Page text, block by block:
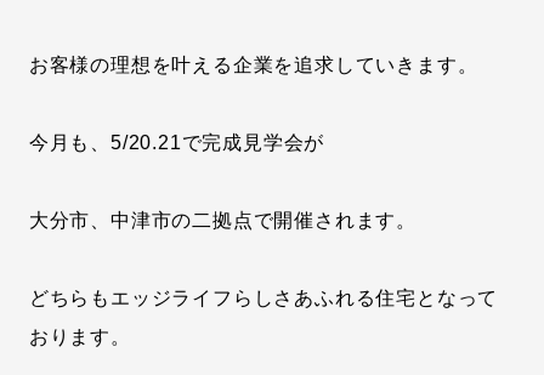
お客様の理想を叶える企業を追求していきます。
今月も、5/20.21で完成見学会が
大分市、中津市の二拠点で開催されます。
どちらもエッジライフらしさあふれる住宅となって
おります。